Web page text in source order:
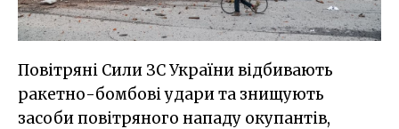
Повітряні Сили ЗС України відбивають
ракетно-бомбові удари та знищують
засоби повітряного нападу окупантів,